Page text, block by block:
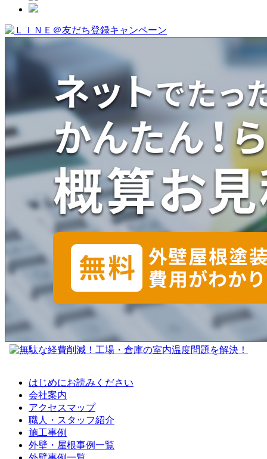
はじめにお読みください
会社案内
アクセスマップ
職人・スタッフ紹介
施工事例
外壁・屋根事例一覧